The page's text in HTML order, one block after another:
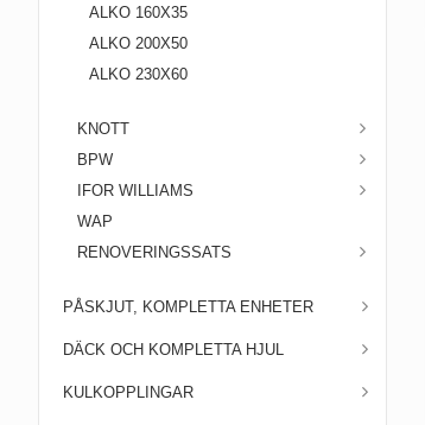
ALKO 160X35
ALKO 200X50
ALKO 230X60
KNOTT
BPW
IFOR WILLIAMS
WAP
RENOVERINGSSATS
PÅSKJUT, KOMPLETTA ENHETER
DÄCK OCH KOMPLETTA HJUL
KULKOPPLINGAR